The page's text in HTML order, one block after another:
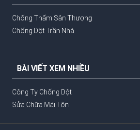
Chống Thấm Sân Thượng
Chống Dột Trần Nhà
BÀI VIẾT XEM NHIỀU
Công Ty Chống Dột
Sửa Chữa Mái Tôn